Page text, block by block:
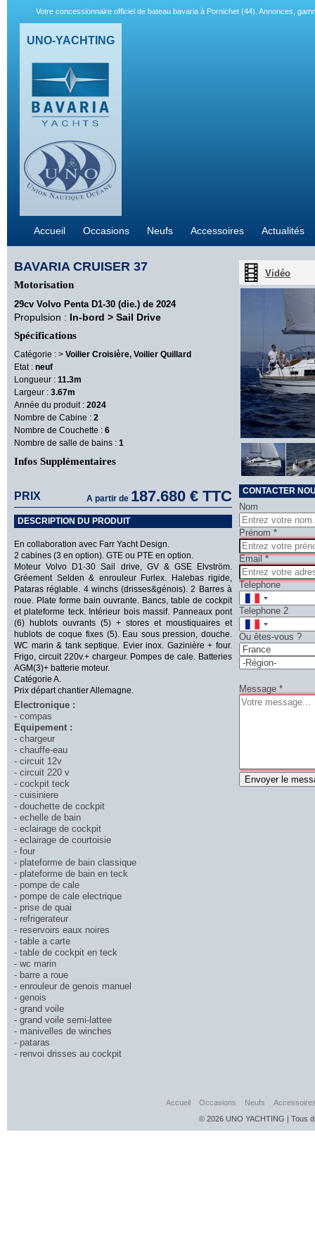
Votre concessionnaire officiel de bateau bavaria à Pornichet (44). Annonces,
UNO-YACHTING
Accueil Occasions Neufs Accessoires Actualités
BAVARIA CRUISER 37
Motorisation
29cv Volvo Penta D1-30 (die.) de 2024
Propulsion : In-bord > Sail Drive
Spécifications
Catégorie : > Voilier Croisière, Voilier Quillard
Etat : neuf
Longueur : 11.3m
Largeur : 3.67m
Année du produit : 2024
Nombre de Cabine : 2
Nombre de Couchette : 6
Nombre de salle de bains : 1
Infos Supplémentaires
PRIX A partir de 187.680 € TTC
DESCRIPTION DU PRODUIT
En collaboration avec Farr Yacht Design.
2 cabines (3 en option). GTE ou PTE en option.
Moteur Volvo D1-30 Sail drive, GV & GSE Elvström.
Gréement Selden & enrouleur Furlex. Halebas rigide,
Pataras réglable. 4 winchs (drisses&génois). 2 Barres à
roue. Plate forme bain ouvrante. Bancs, table de cockpit
et plateforme teck. Intérieur bois massif. Panneaux pont
(6) hublots ouvrants (5) + stores et moustiquaires et
hublots de coque fixes (5). Eau sous pression, douche.
WC marin & tank septique. Evier inox. Gazinière + four.
Frigo, circuit 220v.+ chargeur. Pompes de cale. Batteries
AGM(3)+ batterie moteur.
Catégorie A.
Prix départ chantier Allemagne.
Electronique :
- compas
Equipement :
- chargeur
- chauffe-eau
- circuit 12v
- circuit 220 v
- cockpit teck
- cuisiniere
- douchette de cockpit
- echelle de bain
- eclairage de cockpit
- eclairage de courtoisie
- four
- plateforme de bain classique
- plateforme de bain en teck
- pompe de cale
- pompe de cale electrique
- prise de quai
- refrigerateur
- reservoirs eaux noires
- table a carte
- table de cockpit en teck
- wc marin
- barre a roue
- enrouleur de genois manuel
- genois
- grand voile
- grand voile semi-lattee
- manivelles de winches
- pataras
- renvoi drisses au cockpit
Vidéo
CONTACTER
Nom
Prénom *
Email*
Telephone
Telephone 2
Ou êtes-vous ?
Message *
Envoyer le
Accueil Occasions Neufs
© 2026 UNO YACHTING | Tous